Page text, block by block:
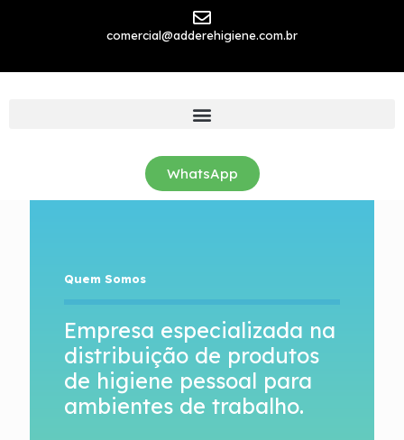
comercial@adderehigiene.com.br
WhatsApp
Quem Somos
Empresa especializada na
distribuição de produtos
de higiene pessoal para
ambientes de trabalho.